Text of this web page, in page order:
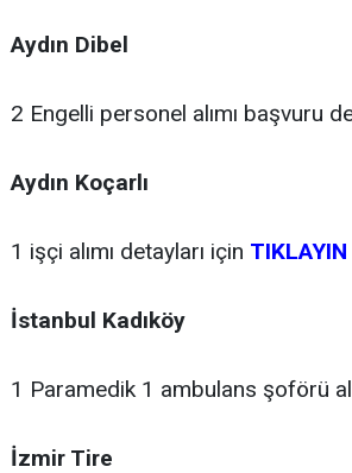
Aydın Dibel
2 Engelli personel alımı başvuru
Aydın Koçarlı
1 işçi alımı detayları için TIKLAYIN
İstanbul Kadıköy
1 Paramedik 1 ambulans şoförü
İzmir Tire